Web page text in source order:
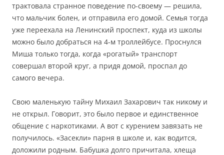
трактовала странное поведение по-своему — решила,
что мальчик болен, и отправила его домой. Семья тогда
уже переехала на Ленинский проспект, куда из школы
можно было добраться на 4-м троллейбусе. Проснулся
Миша только тогда, когда «рогатый» транспорт
совершал второй круг, а придя домой, проспал до
самого вечера.
Свою маленькую тайну Михаил Захарович так никому и
не открыл. Говорит, это было первое и единственное
общение с наркотиками. А вот с курением завязать не
получилось. «Засекли» парня в школе и, как водится,
доложили родным. Бабушка долго причитала, хлеща